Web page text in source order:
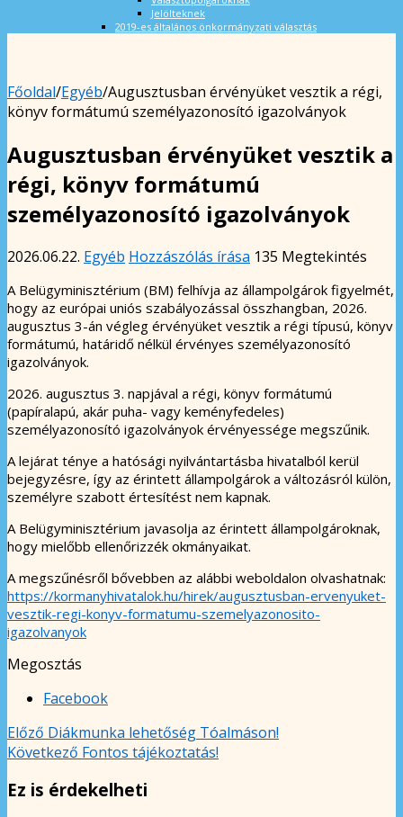
Jelölteknek
2019-es általános önkormányzati választás
Főoldal/Egyéb/Augusztusban érvényüket vesztik a régi,
könyv formátumú személyazonosító igazolványok
Augusztusban érvényüket vesztik a
régi, könyv formátumú
személyazonosító igazolványok
2026.06.22. Egyéb Hozzászólás írása 135 Megtekintés
A Belügyminisztérium (BM) felhívja az állampolgárok figyelmét,
hogy az európai uniós szabályozással összhangban, 2026.
augusztus 3-án végleg érvényüket vesztik a régi típusú, könyv
formátumú, határidő nélkül érvényes személyazonosító
igazolványok.
2026. augusztus 3. napjával a régi, könyv formátumú
(papíralapú, akár puha- vagy keményfedeles)
személyazonosító igazolványok érvényessége megszűnik.
A lejárat ténye a hatósági nyilvántartásba hivatalból kerül
bejegyzésre, így az érintett állampolgárok a változásról külön,
személyre szabott értesítést nem kapnak.
A Belügyminisztérium javasolja az érintett állampolgároknak,
hogy mielőbb ellenőrizzék okmányaikat.
A megszűnésről bővebben az alábbi weboldalon olvashatnak:
https://kormanyhivatalok.hu/hirek/augusztusban-ervenyuket-
vesztik-regi-konyv-formatumu-szemelyazonosito-
igazolvanyok
Megosztás
Facebook
Előző Diákmunka lehetőség Tóalmáson!
Következő Fontos tájékoztatás!
Ez is érdekelheti